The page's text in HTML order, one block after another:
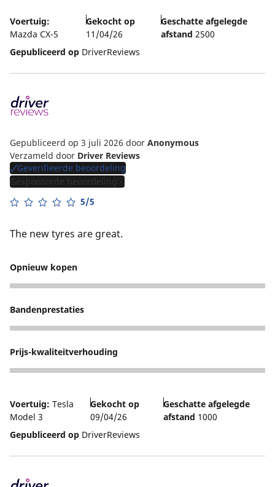
Voertuig:
Mazda CX-5
Gekocht op
11/04/26
Geschatte afgelegde
afstand 2500
Gepubliceerd op DriverReviews
Gepubliceerd op 3 juli 2026 door Anonymous
Verzameld door Driver Reviews
Geverifieerde beoordeling
Gesponsorde beoordeling
5/5
The new tyres are great.
Opnieuw kopen
5
Bandenprestaties
3
Prijs-kwaliteitverhouding
4
Voertuig: Tesla
Model 3
Gekocht op
09/04/26
Geschatte afgelegde
afstand 1000
Gepubliceerd op DriverReviews